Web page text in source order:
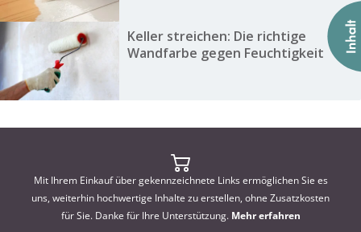
Keller streichen: Die richtige
Wandfarbe gegen Feuchtigkeit
Mit Ihrem Einkauf über gekennzeichnete Links ermöglichen Sie es
uns, weiterhin hochwertige Inhalte zu erstellen, ohne Zusatzkosten
für Sie. Danke für Ihre Unterstützung. Mehr erfahren